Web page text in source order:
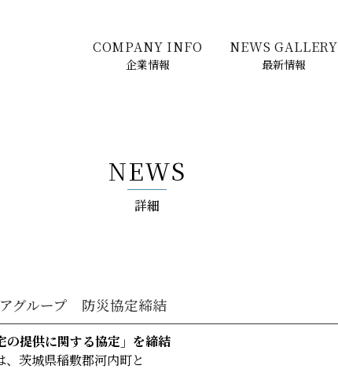
COMPANY INFO
企業情報
NEWS GALLERY
最新情報
NEWS
詳細
グループ 防災協定締結
の提供に関する協定」を締結
茨城県稲敷郡河内町と